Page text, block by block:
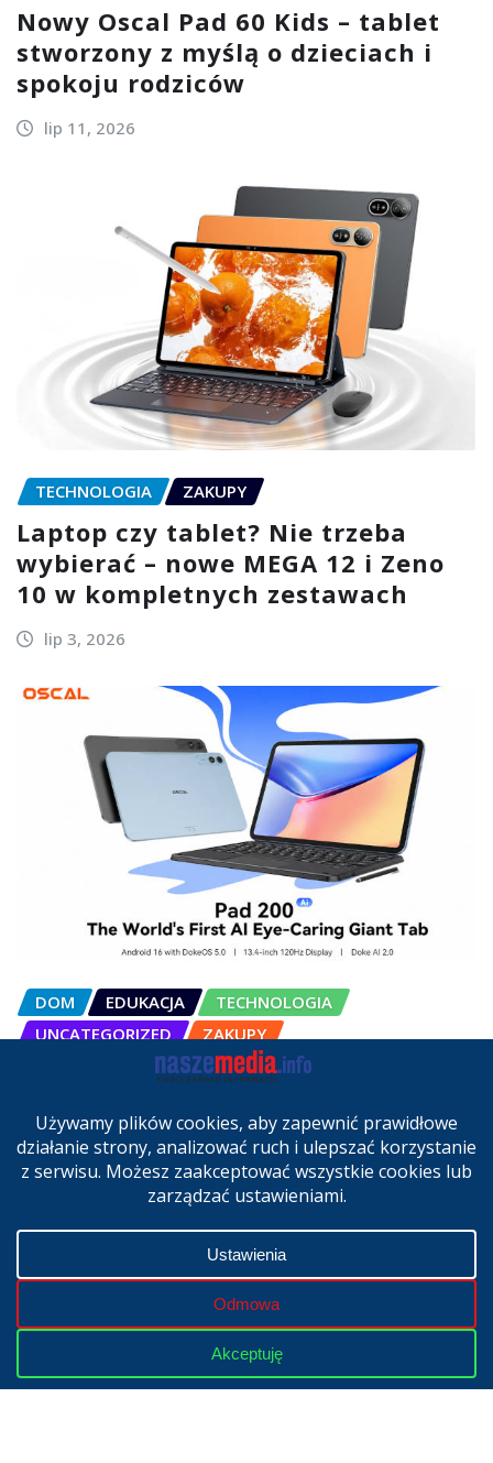
Nowy Oscal Pad 60 Kids – tablet
stworzony z myślą o dzieciach i
spokoju rodziców
lip 11, 2026
TECHNOLOGIA ZAKUPY
Laptop czy tablet? Nie trzeba
wybierać – nowe MEGA 12 i Zeno
10 w kompletnych zestawach
lip 3, 2026
DOM EDUKACJA
TECHNOLOGIA
UNCATEGORIZED
ZAKUPY
OSCAL Pad 200 alternatywą dla
sprzedaży w Polsce
cze 27, 2026